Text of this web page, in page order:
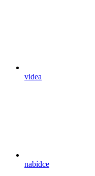
videa
nabídce